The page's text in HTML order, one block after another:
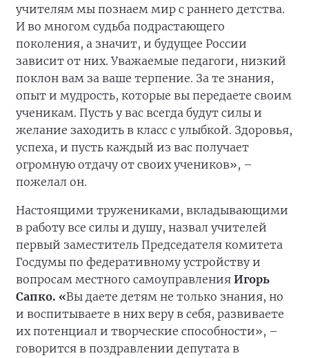
учителям мы познаем мир с раннего детства.
И во многом судьба подрастающего
поколения, а значит, и будущее России
зависит от них. Уважаемые педагоги, низкий
поклон вам за ваше терпение. За те знания,
опыт и мудрость, которые вы передаете своим
ученикам. Пусть у вас всегда будут силы и
желание заходить в класс с улыбкой. Здоровья,
успеха, и пусть каждый из вас получает
огромную отдачу от своих учеников», –
пожелал он.
Настоящими тружениками, вкладывающими
в работу все силы и душу, назвал учителей
первый заместитель Председателя комитета
Госдумы по федеративному устройству и
вопросам местного самоуправления Игорь
Сапко. «Вы даете детям не только знания, но
и воспитываете в них веру в себя, развиваете
их потенциал и творческие способности», –
говорится в поздравлении депутата в